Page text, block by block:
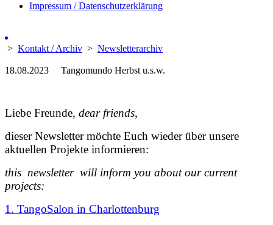
Impressum / Datenschutzerklärung
> Kontakt / Archiv > Newsletterarchiv
18.08.2023 Tangomundo Herbst u.s.w.
Liebe Freunde, dear friends,
dieser Newsletter möchte Euch wieder über unsere
aktuellen Projekte informieren:
this newsletter will inform you about our current
projects:
1. TangoSalon in Charlottenburg